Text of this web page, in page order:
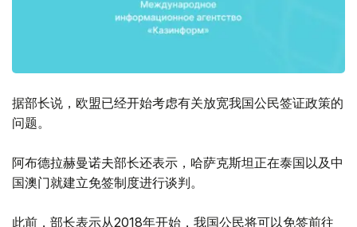
据部长说，欧盟已经开始考虑有关放宽我国公民签证政策的
问题。
阿布德拉赫曼诺夫部长还表示，哈萨克斯坦正在泰国以及中
国澳门就建立免签制度进行谈判。
此前，部长表示从2018年开始，我国公民将可以免签前往